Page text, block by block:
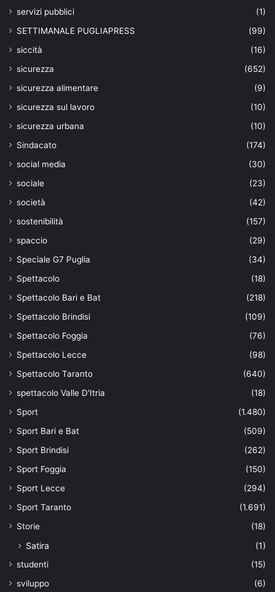
servizi pubblici
(1)
SETTIMANALE PUGLIAPRESS
(99)
siccità
(16)
sicurezza
(652)
sicurezza alimentare
(9)
sicurezza sul lavoro
(10)
sicurezza urbana
(10)
Sindacato
(174)
social media
(30)
sociale
(23)
società
(42)
sostenibilità
(157)
spaccio
(29)
Speciale G7 Puglia
(34)
Spettacolo
(18)
Spettacolo Bari e Bat
(218)
Spettacolo Brindisi
(109)
Spettacolo Foggia
(76)
Spettacolo Lecce
(98)
Spettacolo Taranto
(640)
spettacolo Valle D'Itria
(18)
Sport
(1.480)
Sport Bari e Bat
(509)
Sport Brindisi
(262)
Sport Foggia
(150)
Sport Lecce
(294)
Sport Taranto
(1.691)
Storie
(18)
Satira (1)
studenti
(15)
sviluppo
(6)